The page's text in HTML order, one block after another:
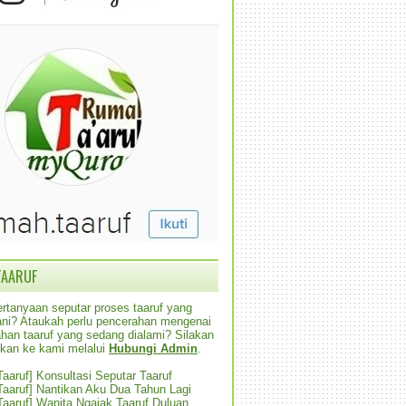
seputar proses taaruf yang
Ataukah perlu pencerahan mengenai
taaruf yang sedang dialami? Silakan
ke kami melalui Hubungi Admin
Konsultasi Seputar Taaruf
Nantikan Aku Dua Tahun Lagi
Wanita Ngajak Taaruf Duluan